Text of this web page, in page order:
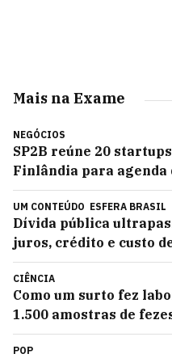
Mais na Exame
NEGÓCIOS
SP2B reúne 20
Finlândia para agenda
UM CONTEÚDO ESFERA BRASIL
Dívida pública
juros, crédito e custo
CIÊNCIA
Como um surto fez
1.500 amostras de
POP